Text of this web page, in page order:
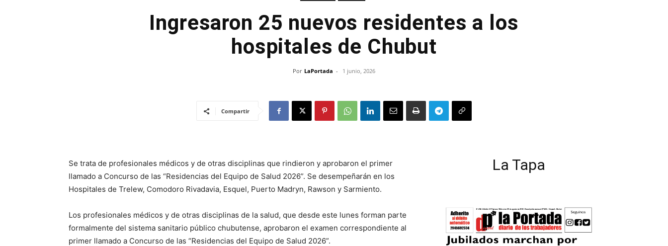
Ingresaron 25 nuevos residentes a los
hospitales de Chubut
Por LaPortada - 1 junio, 2026
Compartir
Se trata de profesionales médicos y de otras disciplinas que rindieron y aprobaron el primer
llamado a Concurso de las “Residencias del Equipo de Salud 2026”. Se desempeñarán en los
Hospitales de Trelew, Comodoro Rivadavia, Esquel, Puerto Madryn, Rawson y Sarmiento.
Los profesionales médicos y de otras disciplinas de la salud, que desde este lunes forman parte
formalmente del sistema sanitario público chubutense, aprobaron el examen correspondiente al
primer llamado a Concurso de las “Residencias del Equipo de Salud 2026”.
La Tapa